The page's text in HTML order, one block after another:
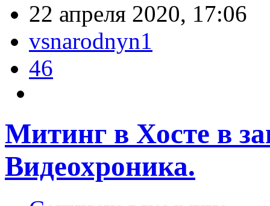
22 апреля 2020, 17:06
vsnarodnyn1
46
Митинг в Хосте в
Видеохроника.